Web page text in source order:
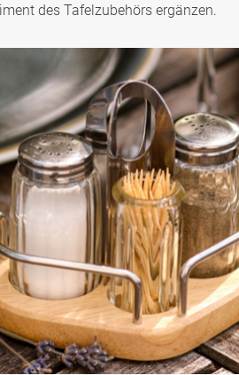
des Tafelzubehörs ergänzen.